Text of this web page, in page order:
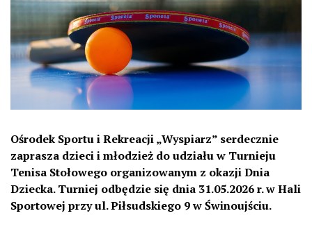
Ośrodek Sportu i Rekreacji „Wyspiarz” serdecznie
zaprasza dzieci i młodzież do udziału w Turnieju
Tenisa Stołowego organizowanym z okazji Dnia
Dziecka. Turniej odbędzie się dnia 31.05.2026 r. w Hali
Sportowej przy ul. Piłsudskiego 9 w Świnoujściu.